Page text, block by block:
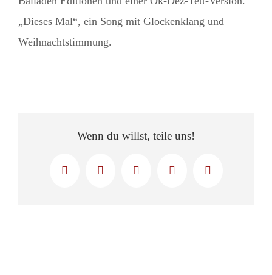
„Dieses Mal“, ein Song mit Glockenklang und
Weihnachtstimmung.
Wenn du willst, teile uns!
Facebook
X LinkedInWhatsApp
E-